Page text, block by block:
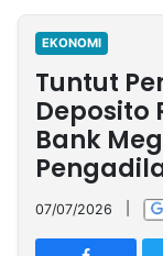
Nasional
International
Olahraga
Entertainment
Daerah
Pariwisata
Kuliner
Kolom
Network
PT
TREETAN
EKONOMI
Tuntut
Deposito
Bank
07/07/2026